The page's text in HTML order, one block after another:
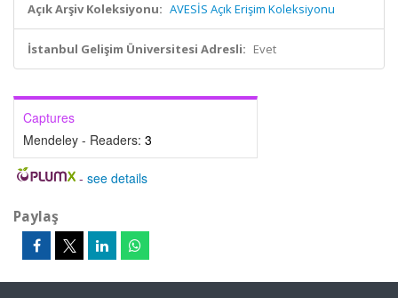
Açık Arşiv Koleksiyonu: AVESİS Açık Erişim Koleksiyonu
İstanbul Gelişim Üniversitesi Adresli: Evet
Captures
Mendeley - Readers: 3
- see details
Paylaş